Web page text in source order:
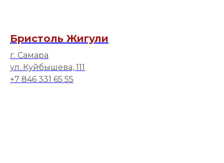
Бристоль Жигули
г. Самара
ул. Куйбышева, 111
+7 846 331 65 55